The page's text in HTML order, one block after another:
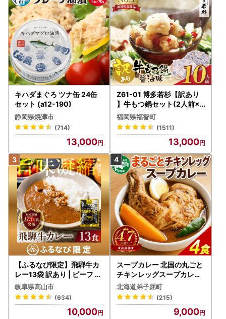
キハダまぐろ ツナ缶 24缶
セット (a12-190)
静岡県焼津市
(714)
13,000
Z61-01 博多若杉【訳あり
】牛もつ鍋セット(2人前×5
) 10人前 もつ鍋
福岡県福智町
(1511)
13,000
【ふるなび限定】飛騨牛カ
レー13袋 訳あり | ビーフ レ
トルト 訳あり DC006-CP
01 FN-Limited-VO
岐阜県高山市
(634)
10,000
スープカレー 北国の丸ごと
チキンレッグスープカレー
4個 3739
北海道弟子屈町
(215)
9,000